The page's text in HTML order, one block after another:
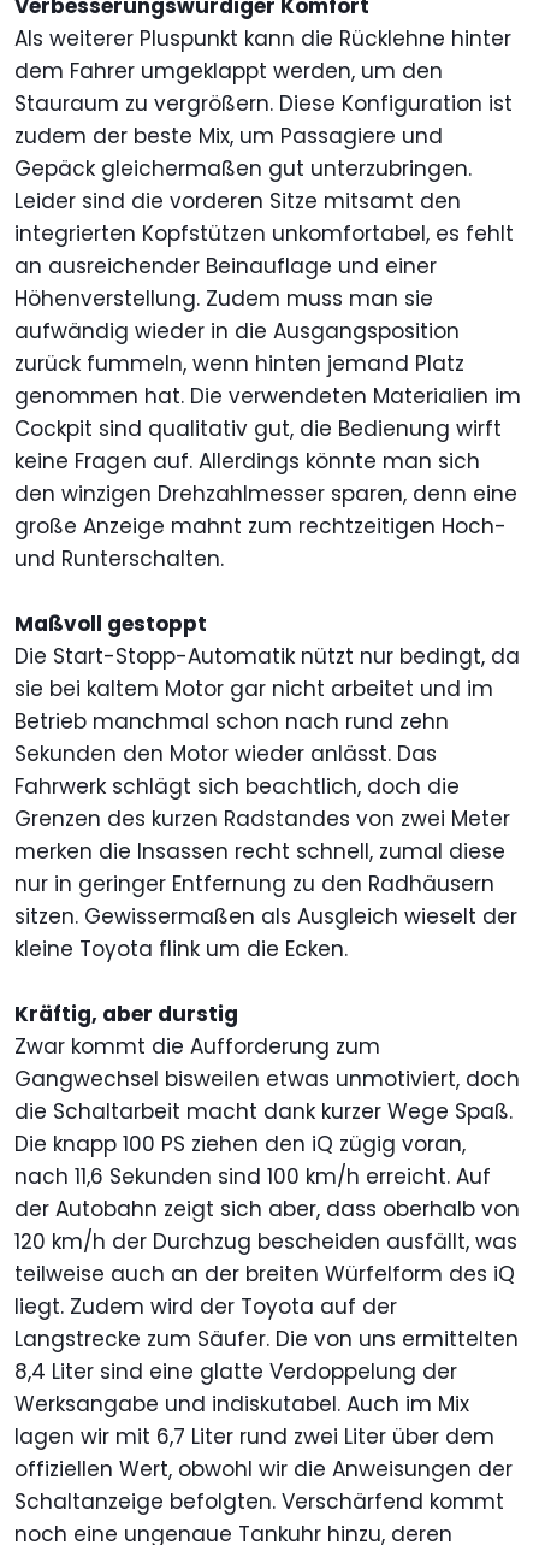
Verbesserungswürdiger Komfort
Als weiterer Pluspunkt kann die Rücklehne hinter
dem Fahrer umgeklappt werden, um den
Stauraum zu vergrößern. Diese Konfiguration ist
zudem der beste Mix, um Passagiere und
Gepäck gleichermaßen gut unterzubringen.
Leider sind die vorderen Sitze mitsamt den
integrierten Kopfstützen unkomfortabel, es fehlt
an ausreichender Beinauflage und einer
Höhenverstellung. Zudem muss man sie
aufwändig wieder in die Ausgangsposition
zurück fummeln, wenn hinten jemand Platz
genommen hat. Die verwendeten Materialien im
Cockpit sind qualitativ gut, die Bedienung wirft
keine Fragen auf. Allerdings könnte man sich
den winzigen Drehzahlmesser sparen, denn eine
große Anzeige mahnt zum rechtzeitigen Hoch-
und Runterschalten.
Maßvoll gestoppt
Die Start-Stopp-Automatik nützt nur bedingt, da
sie bei kaltem Motor gar nicht arbeitet und im
Betrieb manchmal schon nach rund zehn
Sekunden den Motor wieder anlässt. Das
Fahrwerk schlägt sich beachtlich, doch die
Grenzen des kurzen Radstandes von zwei Meter
merken die Insassen recht schnell, zumal diese
nur in geringer Entfernung zu den Radhäusern
sitzen. Gewissermaßen als Ausgleich wieselt der
kleine Toyota flink um die Ecken.
Kräftig, aber durstig
Zwar kommt die Aufforderung zum
Gangwechsel bisweilen etwas unmotiviert, doch
die Schaltarbeit macht dank kurzer Wege Spaß.
Die knapp 100 PS ziehen den iQ zügig voran,
nach 11,6 Sekunden sind 100 km/h erreicht. Auf
der Autobahn zeigt sich aber, dass oberhalb von
120 km/h der Durchzug bescheiden ausfällt, was
teilweise auch an der breiten Würfelform des iQ
liegt. Zudem wird der Toyota auf der
Langstrecke zum Säufer. Die von uns ermittelten
8,4 Liter sind eine glatte Verdoppelung der
Werksangabe und indiskutabel. Auch im Mix
lagen wir mit 6,7 Liter rund zwei Liter über dem
offiziellen Wert, obwohl wir die Anweisungen der
Schaltanzeige befolgten. Verschärfend kommt
noch eine ungenaue Tankuhr hinzu, deren